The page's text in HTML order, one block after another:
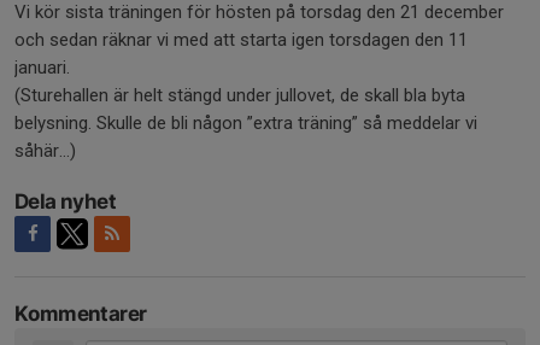
Vi kör sista träningen för hösten på torsdag den 21 december
och sedan räknar vi med att starta igen torsdagen den 11
januari.
(Sturehallen är helt stängd under jullovet, de skall bla byta
belysning. Skulle de bli någon ”extra träning” så meddelar vi
såhär…)
Dela nyhet
Kommentarer